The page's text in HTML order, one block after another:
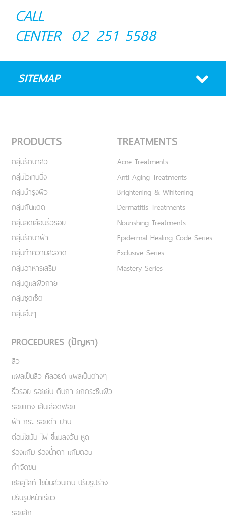
CALL
CENTER 02 251 5588
SITEMAP
PRODUCTS
กลุ่มรักษาสิว
กลุ่มไวเทนนิ่ง
กลุ่มบำรุงผิว
กลุ่มกันแดด
กลุ่มลดเลือนริ้วรอย
กลุ่มรักษาฝ้า
กลุ่มทำความสะอาด
กลุ่มอาหารเสริม
กลุ่มดูแลผิวกาย
กลุ่มชุดเซ็ต
กลุ่มอื่นๆ
TREATMENTS
Acne Treatments
Anti Aging Treatments
Brightening & Whitening
Dermatitis Treatments
Nourishing Treatments
Epidermal Healing Code Series
Exclusive Series
Mastery Series
PROCEDURES (ปัญหา)
สิว
แผลเป็นสิว คีลอยด์ แผลเป็นต่างๆ
ริ้วรอย รอยย่น ตีนกา ยกกระชับผิว
รอยแดง เส้นเลือดฟอย
ฝ้า กระ รอยดำ ปาน
ต่อมไขมัน ไฝ ขี้แมลงวัน หูด
ร่องแก้ม ร่องน้ำตา แก้มตอบ
กำจัดขน
เชลลูไลท์ ไขมันส่วนเกิน ปรับรูปร่าง
ปรับรูปหน้าเรียว
รอยสัก